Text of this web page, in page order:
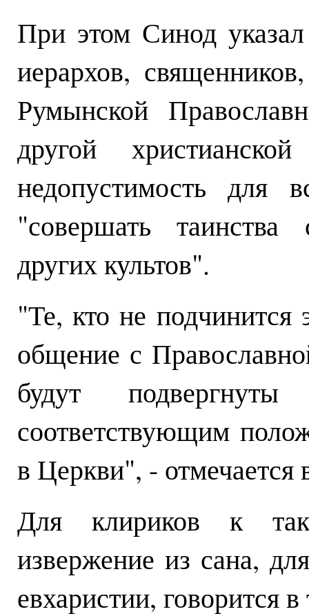
При этом Синод
иерархов,
Румынской
другой
недопустимость для
"совершать
других культов".
"Те, кто не подчинится
общение с
будут
соответствующим
в Церкви", - отмечается
Для клириков к
извержение из сана,
евхаристии, говорится в